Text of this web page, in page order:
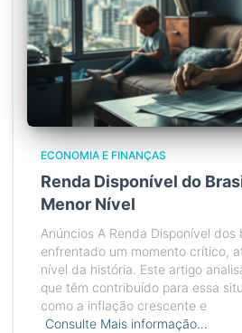
ECONOMIA E FINANÇAS
Renda Disponível do
Menor Nível
Anúncios A Renda Disponível dos
enfrentado um momento crítico,
nível da história. Este artigo
que têm contribuído para essa
como a inflação crescente e
Consulte Mais informação…